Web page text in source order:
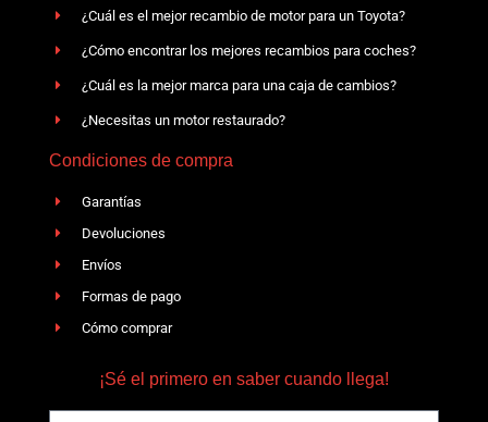
¿Cuál es el mejor recambio de motor para un Toyota?
¿Cómo encontrar los mejores recambios para coches?
¿Cuál es la mejor marca para una caja de cambios?
¿Necesitas un motor restaurado?
Condiciones de compra
Garantías
Devoluciones
Envíos
Formas de pago
Cómo comprar
¡Sé el primero en saber cuando llega!